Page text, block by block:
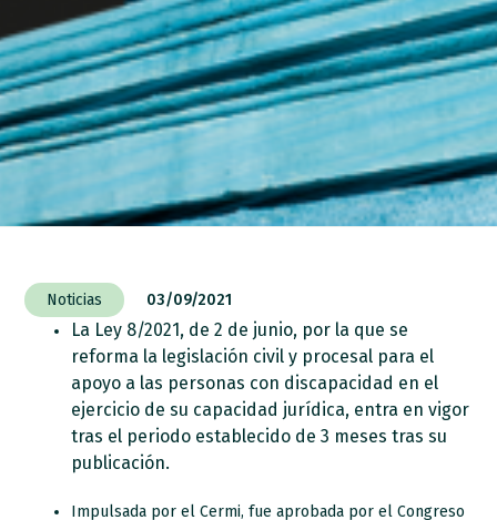
Noticias 03/09/2021
La Ley 8/2021, de 2 de junio, por la que se
reforma la legislación civil y procesal para el
apoyo a las personas con discapacidad en el
ejercicio de su capacidad jurídica, entra en vigor
tras el periodo establecido de 3 meses tras su
publicación.
Impulsada por el Cermi, fue aprobada por el Congreso